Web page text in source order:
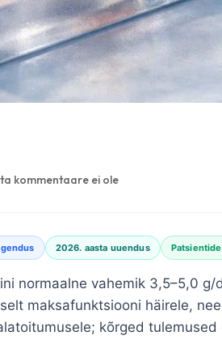
kommentaare ei ole
2026. aasta uuendus
normaalne vahemik 3,5–5,0 g/
maksafunktsiooni häirele,
kõrged tulemused